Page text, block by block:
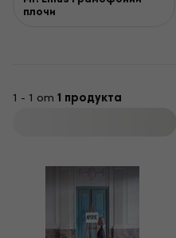
плочи
1 - 1 от 1 продукта